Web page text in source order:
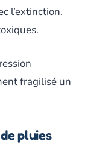
l’extinction.
fragilisé un
pluies